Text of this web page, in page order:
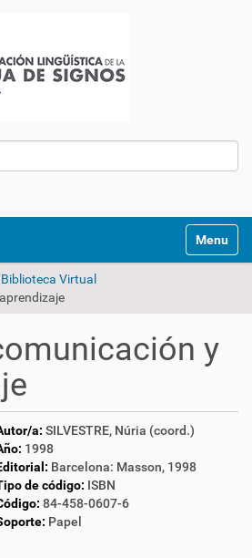
Mostrar/
Biblioteca Virtual
y
a: SILVESTRE, Núria (coord.)
1998
Barcelona: Masson, 1998
de código: ISBN
84-458-0607-6
Papel